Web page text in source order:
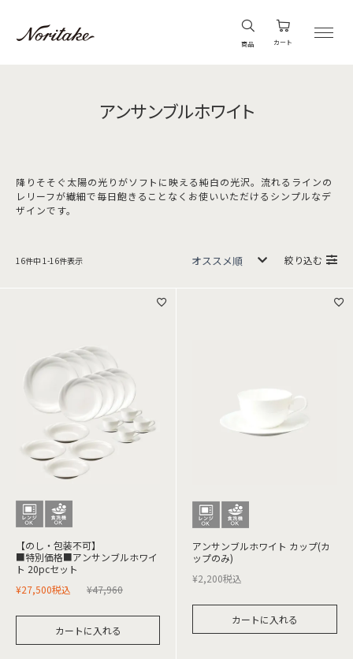
商品 カート
アンサンブルホワイト
降りそそぐ太陽の光りがソフトに映える純白の光沢。流れるラインの
レリーフが繊細で毎日飽きることなくお使いいただけるシンプルなデ
ザインです。
16件中 1 -16件表示 絞り込む
【のし・包装不可】
■特別価格■アンサンブルホワイ
ト 20pcセット
¥47,960
¥27,500税込
カートに入れる
アンサンブルホワイト カップ(カ
ップのみ)
¥2,200税込
カートに入れる